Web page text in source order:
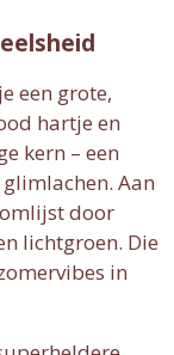
een grote,
hartje en
kern – een
Aan
door
lichtgroen. Die
in